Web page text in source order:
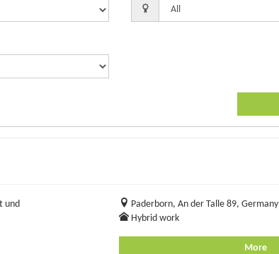
und
Paderborn, An der Talle 89, Germany
Hybrid work
More